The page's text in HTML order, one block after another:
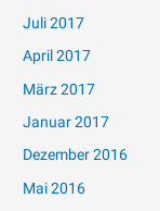
Juli 2017
April 2017
März 2017
Januar 2017
Dezember 2016
Mai 2016